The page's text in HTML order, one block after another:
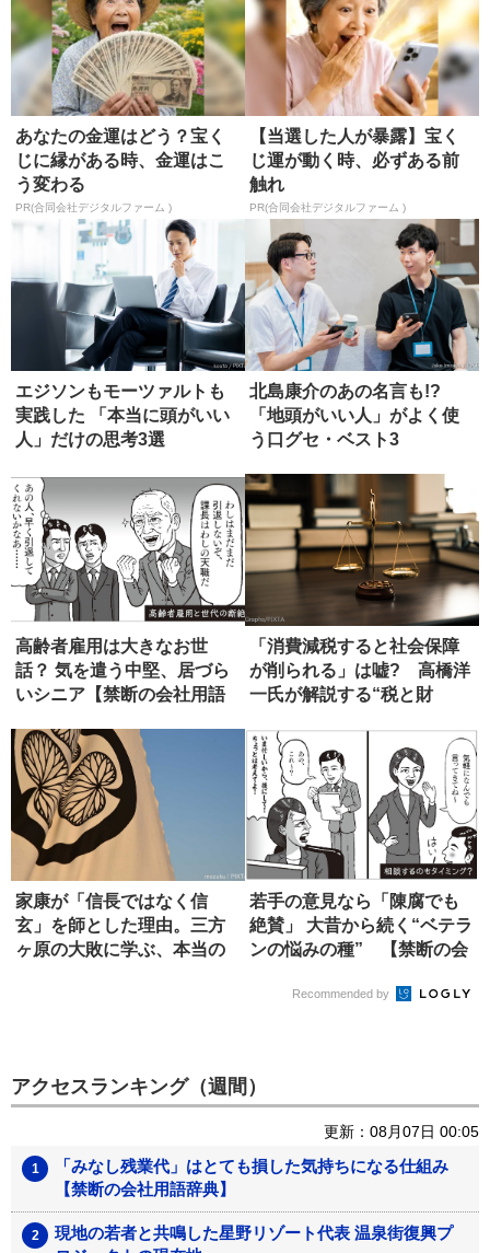
あなたの金運はどう？宝く
じに縁がある時、金運はこ
う変わる
PR(合同会社デジタルファーム )
【当選した人が暴露】宝く
じ運が動く時、必ずある前
触れ
PR(合同会社デジタルファーム )
エジソンもモーツァルトも
実践した 「本当に頭がいい
人」だけの思考3選
北島康介のあの名言も!?
「地頭がいい人」がよく使
う口グセ・ベスト3
高齢者雇用は大きなお世
話？ 気を遣う中堅、居づら
いシニア【禁断の会社用語
「消費減税すると社会保障
が削られる」は嘘? 高橋洋
一氏が解説する“税と財
家康が「信長ではなく信
玄」を師とした理由。三方
ヶ原の大敗に学ぶ、本当の
若手の意見なら「陳腐でも
絶賛」 大昔から続く“ベテラ
ンの悩みの種” 【禁断の会
Recommended by
アクセスランキング（週間）
更新：08月07日 00:05
「みなし残業代」はとても損した気持ちになる仕組み
【禁断の会社用語辞典】
現地の若者と共鳴した星野リゾート代表 温泉街復興プ